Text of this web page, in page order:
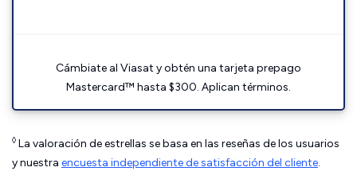
Cámbiate al Viasat y obtén una tarjeta prepago
Mastercard™ hasta $300. Aplican términos.
◊ La valoración de estrellas se basa en las reseñas de los usuarios
y nuestra encuesta independiente de satisfacción del cliente.